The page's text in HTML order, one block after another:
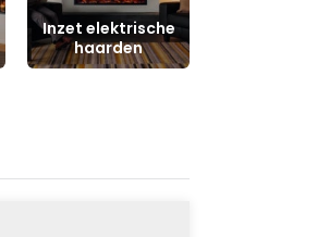
Inzet elektrische
haarden